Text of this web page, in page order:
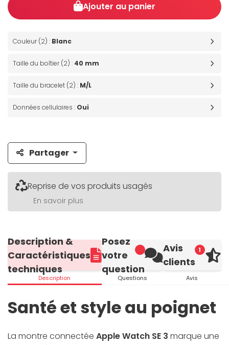
Ajouter au panier
Couleur (2) : Blanc
Taille du boîtier (2) : 40 mm
Taille du bracelet (2) : M/L
Données cellulaires : Oui
Partager
Reprise de vos produits usagés
En savoir plus
Description &
Caractéristiques
techniques
Description
Posez
votre
question
Questions
1
Avis
clients
Avis
Santé et style au poignet
La montre connectée Apple Watch SE 3 marque une